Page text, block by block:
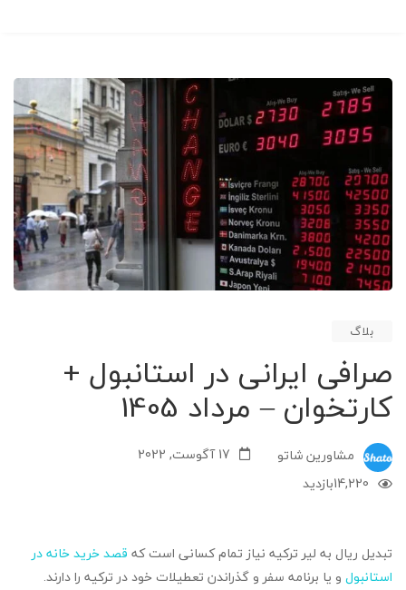
بلاگ
صرافی ایرانی در استانبول +
کارتخوان – مرداد 1405
مشاورین شاتو
17 آگوست, 2022
بازدید14,220
تبدیل ریال به لیر ترکیه نیاز تمام کسانی است که قصد خرید خانه در
استانبول و یا برنامه سفر و گذراندن تعطیلات خود در ترکیه را دارند.